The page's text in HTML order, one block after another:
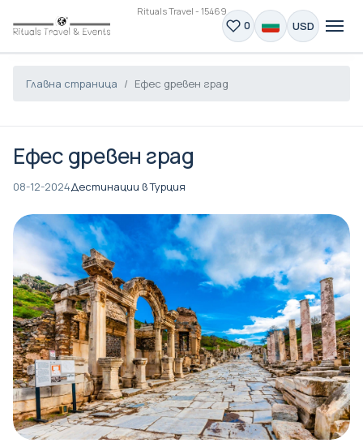
Rituals Travel - 15469
0 USD
Главна страница Ефес древен град
Ефес древен град
08-12-2024Дестинации в Турция